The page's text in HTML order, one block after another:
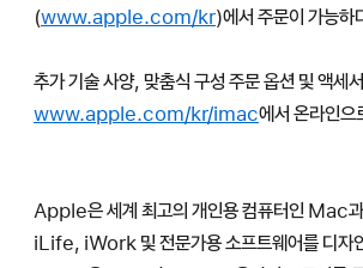
(www.apple.com/kr)에서 주문이 가능하
추가 기술 사양, 맞춤식 구성 주문 옵션 및 액세
www.apple.com/kr/imac에서 온라인으
Apple은 세계 최고의 개인용 컴퓨터인 Mac
iLife, iWork 및 전문가용 소프트웨어를 디자